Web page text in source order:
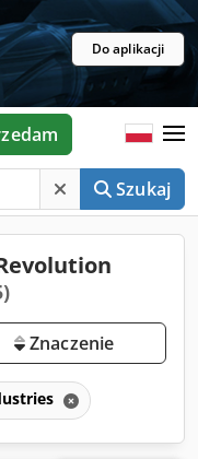
Do aplikacji
Szukaj
Znaczenie